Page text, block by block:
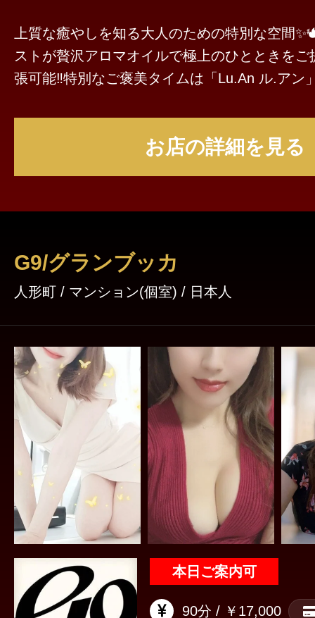
上質な癒やしを知る大人のための特別な空間
ストが贅沢アロマオイルで極上のひとときを
張可能‼️特別なご褒美タイムは「Lu.An ル.ア
お店の詳細を見る
G9/グランブッカ
人形町 / マンション(個室) / 日本人
本日ご案内可
90分 / ￥17,000